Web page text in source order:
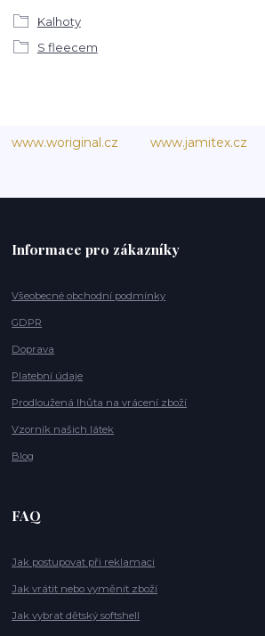
Kalhoty
S fleecem
www.woriginal.cz www.jamitex.cz
Informace pro zákazníky
Všeobecné obchodní podmínky
GDPR
Doprava
Platební údaje
Prodloužená lhůta na vrácení zboží
Vzorník našich látek
Blog
FAQ
Jak postupovat při reklamaci
Jak vrátit nebo vyměnit zboží
Jak vybrat dětský softshell